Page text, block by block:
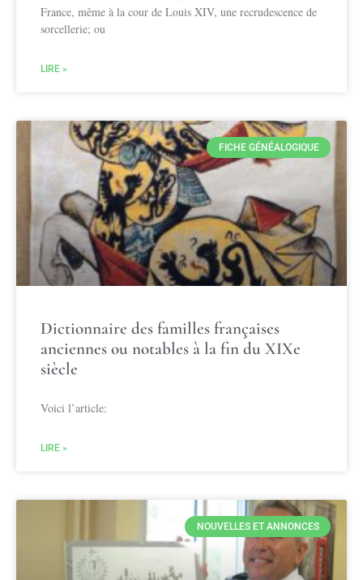
France, même à la cour de Louis XIV, une recrudescence de
sorcellerie; ou
LIRE »
FICHE GÉNÉALOGIQUE
Dictionnaire des familles françaises
anciennes ou notables à la fin du XIXe
siècle
Voici l’article:
LIRE »
NOUVELLES ET ANNONCES